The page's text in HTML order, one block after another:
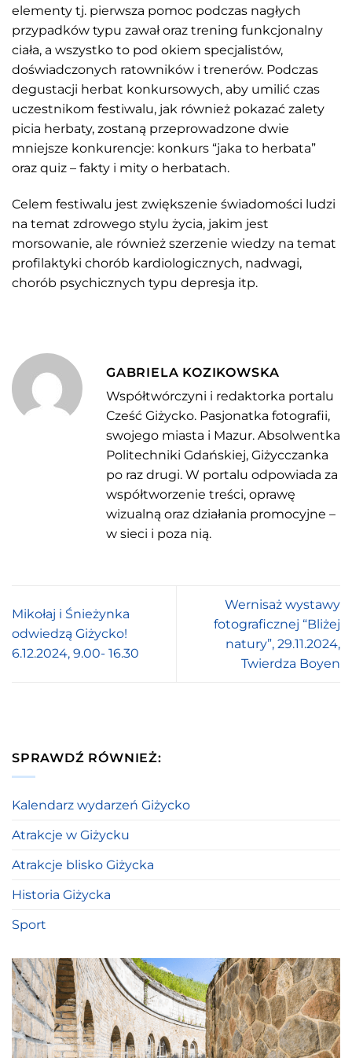
elementy tj. pierwsza pomoc podczas nagłych
przypadków typu zawał oraz trening funkcjonalny
ciała, a wszystko to pod okiem specjalistów,
doświadczonych ratowników i trenerów. Podczas
degustacji herbat konkursowych, aby umilić czas
uczestnikom festiwalu, jak również pokazać zalety
picia herbaty, zostaną przeprowadzone dwie
mniejsze konkurencje: konkurs “jaka to herbata”
oraz quiz – fakty i mity o herbatach.
Celem festiwalu jest zwiększenie świadomości ludzi
na temat zdrowego stylu życia, jakim jest
morsowanie, ale również szerzenie wiedzy na temat
profilaktyki chorób kardiologicznych, nadwagi,
chorób psychicznych typu depresja itp.
GABRIELA KOZIKOWSKA
Współtwórczyni i redaktorka portalu
Cześć Giżycko. Pasjonatka fotografii,
swojego miasta i Mazur. Absolwentka
Politechniki Gdańskiej, Giżycczanka
po raz drugi. W portalu odpowiada za
współtworzenie treści, oprawę
wizualną oraz działania promocyjne –
w sieci i poza nią.
Mikołaj i Śnieżynka
odwiedzą Giżycko!
6.12.2024, 9.00- 16.30
Wernisaż wystawy
fotograficznej “Bliżej
natury”, 29.11.2024,
Twierdza Boyen
SPRAWDŹ RÓWNIEŻ:
Kalendarz wydarzeń Giżycko
Atrakcje w Giżycku
Atrakcje blisko Giżycka
Historia Giżycka
Sport